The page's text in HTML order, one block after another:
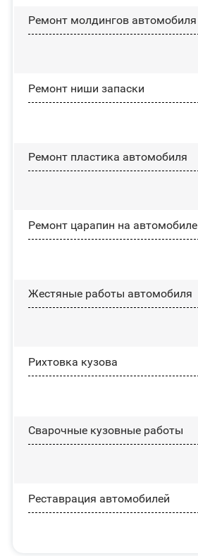
Ремонт молдингов автомобиля
Ремонт ниши запаски
Ремонт пластика автомобиля
Ремонт царапин на автомобиле
Жестяные работы автомобиля
Рихтовка кузова
Сварочные кузовные работы
Реставрация автомобилей